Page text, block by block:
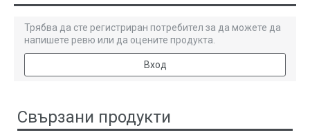
Трябва да сте регистриран потребител за да можете да
напишете ревю или да оцените продукта.
Вход
Свързани продукти